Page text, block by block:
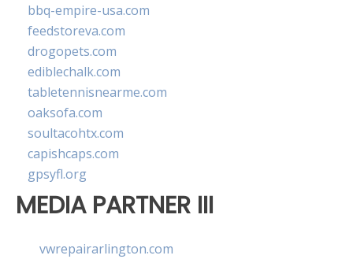
bbq-empire-usa.com
feedstoreva.com
drogopets.com
ediblechalk.com
tabletennisnearme.com
oaksofa.com
soultacohtx.com
capishcaps.com
gpsyfl.org
MEDIA PARTNER III
vwrepairarlington.com